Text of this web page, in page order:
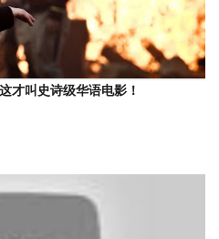
才叫史诗级华语电影！